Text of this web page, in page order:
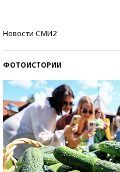
Новости СМИ2
ФОТОИСТОРИИ